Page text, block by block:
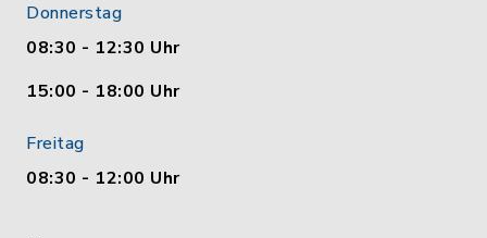
Donnerstag
08:30 - 12:30 Uhr
15:00 - 18:00 Uhr
Freitag
08:30 - 12:00 Uhr